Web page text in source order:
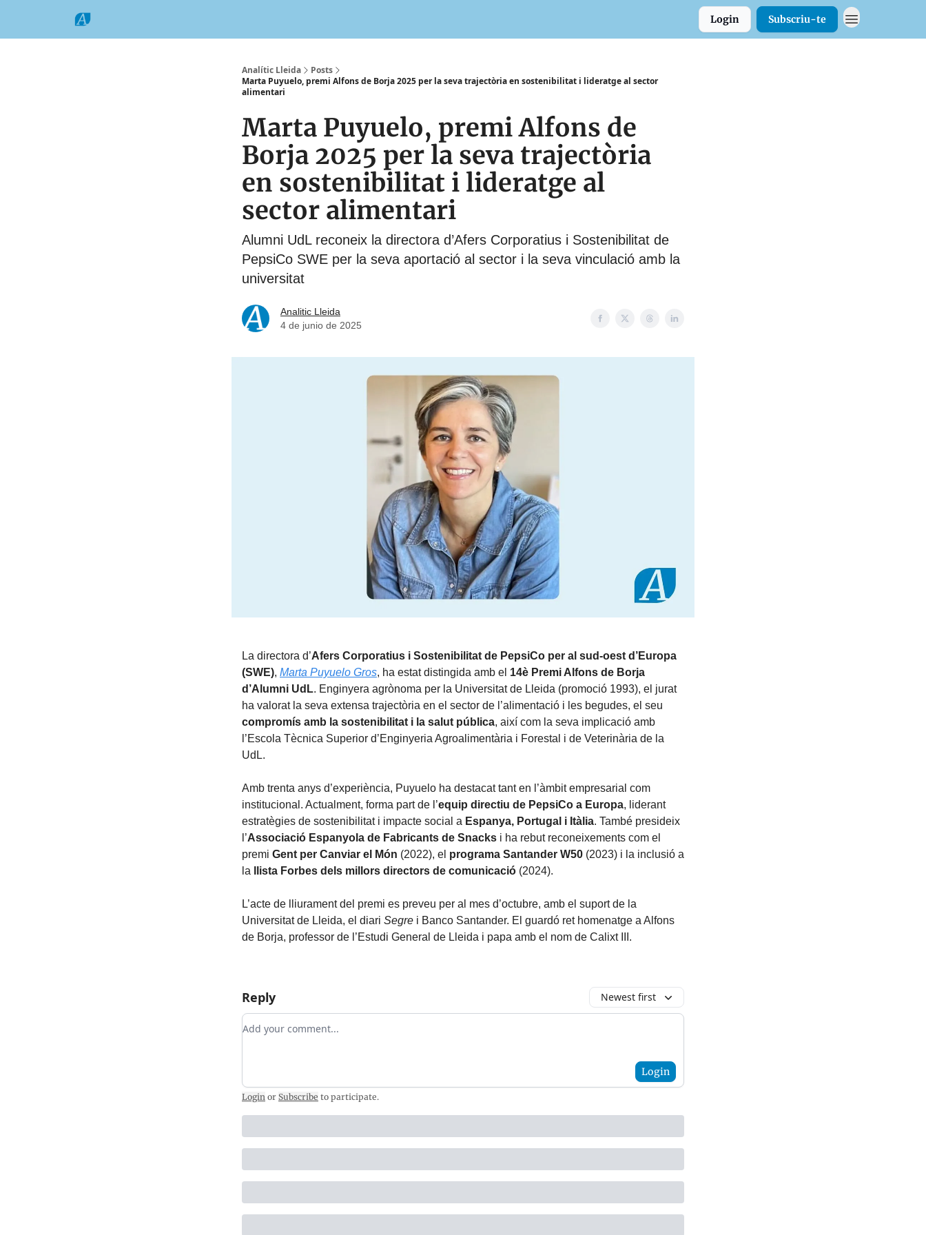
Login Subscriu-te
Analític Lleida
Posts
Marta Puyuelo, premi Alfons de Borja 2025 per la seva trajectòria en sostenibilitat i lideratge al sector
alimentari
Marta Puyuelo, premi Alfons de
Borja 2025 per la seva trajectòria
en sostenibilitat i lideratge al
sector alimentari
Alumni UdL reconeix la directora d’Afers Corporatius i Sostenibilitat de
PepsiCo SWE per la seva aportació al sector i la seva vinculació amb la
universitat
Analitic Lleida
4 de junio de 2025
La directora d’Afers Corporatius i Sostenibilitat de PepsiCo per al sud-oest d’Europa
(SWE), Marta Puyuelo Gros, ha estat distingida amb el 14è Premi Alfons de Borja
d’Alumni UdL. Enginyera agrònoma per la Universitat de Lleida (promoció 1993), el jurat
ha valorat la seva extensa trajectòria en el sector de l’alimentació i les begudes, el seu
compromís amb la sostenibilitat i la salut pública, així com la seva implicació amb
l’Escola Tècnica Superior d’Enginyeria Agroalimentària i Forestal i de Veterinària de la
UdL.
Amb trenta anys d’experiència, Puyuelo ha destacat tant en l’àmbit empresarial com
institucional. Actualment, forma part de l’equip directiu de PepsiCo a Europa, liderant
estratègies de sostenibilitat i impacte social a Espanya, Portugal i Itàlia. També presideix
l’Associació Espanyola de Fabricants de Snacks i ha rebut reconeixements com el
premi Gent per Canviar el Món (2022), el programa Santander W50 (2023) i la inclusió a
la
llista Forbes dels millors directors de comunicació (2024).
L’acte de lliurament del premi es preveu per al mes d’octubre, amb el suport de la
Universitat de Lleida, el diari Segre i Banco Santander. El guardó ret homenatge a Alfons
de Borja, professor de l’Estudi General de Lleida i papa amb el nom de Calixt III.
Reply Newest first
Add your comment
Login
Login or Subscribe to participate.